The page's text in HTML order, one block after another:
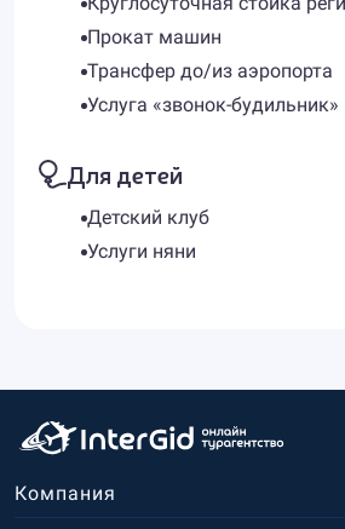
Прокат машин
Трансфер до/из аэропорта
Услуга «звонок-будильник»
Для детей
Детский клуб
Услуги няни
Компания